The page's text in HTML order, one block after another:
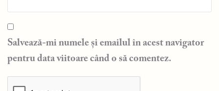
Salvează-mi numele și emailul în acest navigator
pentru data viitoare când o să comentez.